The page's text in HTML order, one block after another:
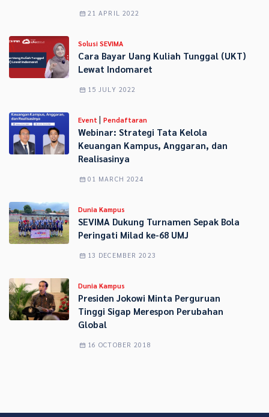
21 APRIL 2022
Solusi SEVIMA
Cara Bayar Uang Kuliah Tunggal (UKT)
Lewat Indomaret
15 JULY 2022
Event | Pendaftaran
Webinar: Strategi Tata Kelola
Keuangan Kampus, Anggaran, dan
Realisasinya
01 MARCH 2024
Dunia Kampus
SEVIMA Dukung Turnamen Sepak Bola
Peringati Milad ke-68 UMJ
13 DECEMBER 2023
Dunia Kampus
Presiden Jokowi Minta Perguruan
Tinggi Sigap Merespon Perubahan
Global
16 OCTOBER 2018